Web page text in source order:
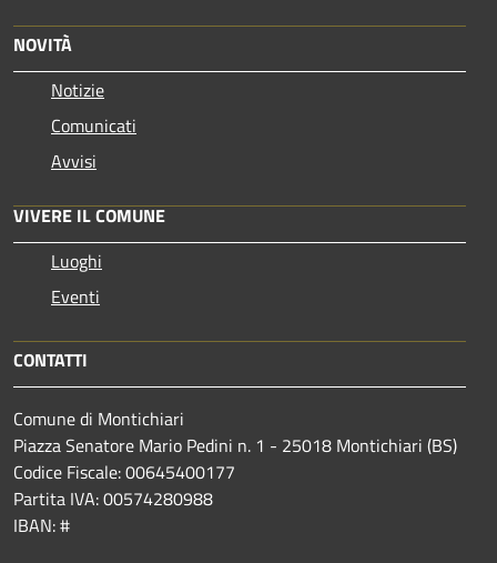
NOVITÀ
Notizie
Comunicati
Avvisi
VIVERE IL COMUNE
Luoghi
Eventi
CONTATTI
Comune di Montichiari
Piazza Senatore Mario Pedini n. 1 - 25018 Montichiari (BS)
Codice Fiscale: 00645400177
Partita IVA: 00574280988
IBAN: #